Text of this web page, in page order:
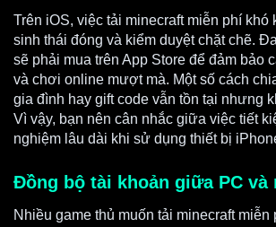
Trên iOS, việc tải minecraft miễn phí khó
sinh thái đóng và kiểm duyệt chặt chẽ.
sẽ phải mua trên App Store để đảm bảo
và chơi online mượt mà. Một số cách
gia đình hay gift code vẫn tồn tại nhưng
Vì vậy, bạn nên cân nhắc giữa việc tiết
nghiệm lâu dài khi sử dụng thiết bị
Đồng bộ tài khoản giữa PC và
Nhiều game thủ muốn tải minecraft miễn